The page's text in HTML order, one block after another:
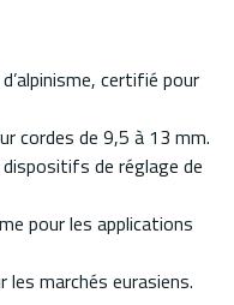
certifié pour
cordes de 9,5 à 13 mm.
de réglage de
pour les applications
les marchés eurasiens.